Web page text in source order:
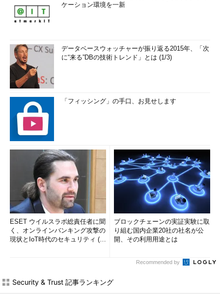
ケーション環境を一新
データベースウォッチャーが振り返る2015年、「次
に“来る”DBの技術トレンド」とは (1/3)
「フィッシング」の手口、お見せします
ESET ウイルスラボ総責任者に聞
く、オンラインバンキング攻撃の
現状とIoT時代のセキュリティ (1/
ブロックチェーンの実証実験に取
り組む国内企業20社の社名が公
開、その利用用途とは
Recommended by
Security & Trust 記事ランキング